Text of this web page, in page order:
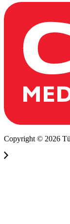
Copyright © 2026